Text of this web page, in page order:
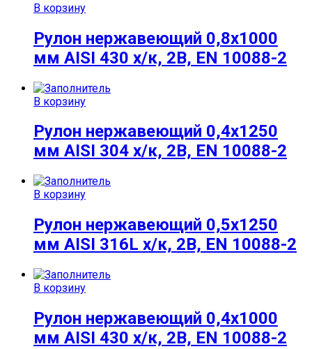
В корзину
Рулон нержавеющий 0,8х1000
мм AISI 430 х/к, 2B, EN 10088-2
В корзину
Рулон нержавеющий 0,4х1250
мм AISI 304 х/к, 2B, EN 10088-2
В корзину
Рулон нержавеющий 0,5х1250
мм AISI 316L х/к, 2B, EN 10088-2
В корзину
Рулон нержавеющий 0,4х1000
мм AISI 430 х/к, 2B, EN 10088-2